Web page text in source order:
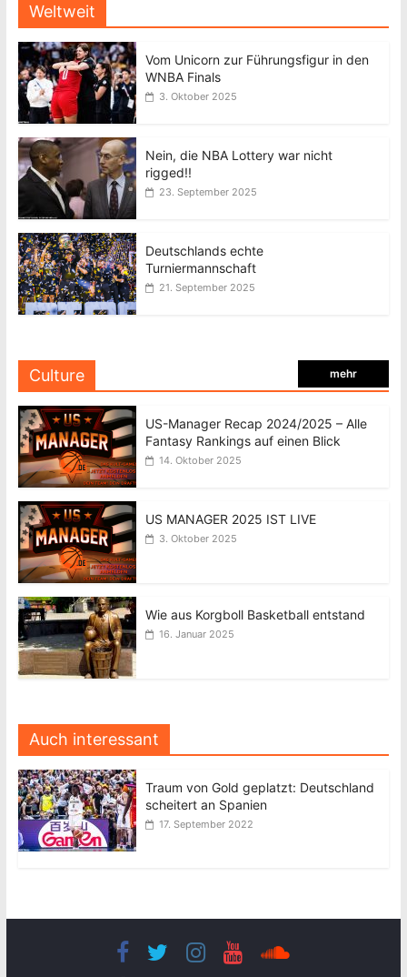
Weltweit
Vom Unicorn zur Führungsfigur in den
WNBA Finals
3. Oktober 2025
Nein, die NBA Lottery war nicht
rigged!!
23. September 2025
Deutschlands echte
Turniermannschaft
21. September 2025
Culture mehr
US-Manager Recap 2024/2025 – Alle
Fantasy Rankings auf einen Blick
14. Oktober 2025
US MANAGER 2025 IST LIVE
3. Oktober 2025
Wie aus Korgboll Basketball entstand
16. Januar 2025
Auch interessant
Traum von Gold geplatzt: Deutschland
scheitert an Spanien
17. September 2022